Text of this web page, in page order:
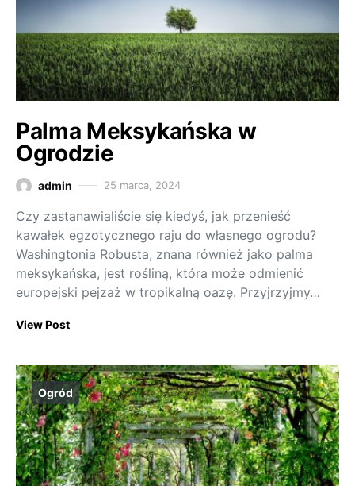
Palma Meksykańska w
Ogrodzie
admin 25 marca, 2024
Czy zastanawialiście się kiedyś, jak przenieść
kawałek egzotycznego raju do własnego ogrodu?
Washingtonia Robusta, znana również jako palma
meksykańska, jest rośliną, która może odmienić
europejski pejzaż w tropikalną oazę. Przyjrzyjmy…
View Post
Ogród